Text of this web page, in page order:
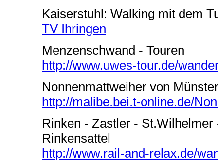
Kaiserstuhl: Walking mit dem
TV Ihringen
Menzenschwand - Touren
http://www.uwes-tour.de/
Nonnenmattweiher von
http://malibe.bei.t-online.de/
Rinken - Zastler -
Rinkensattel
http://www.rail-and-relax.de/